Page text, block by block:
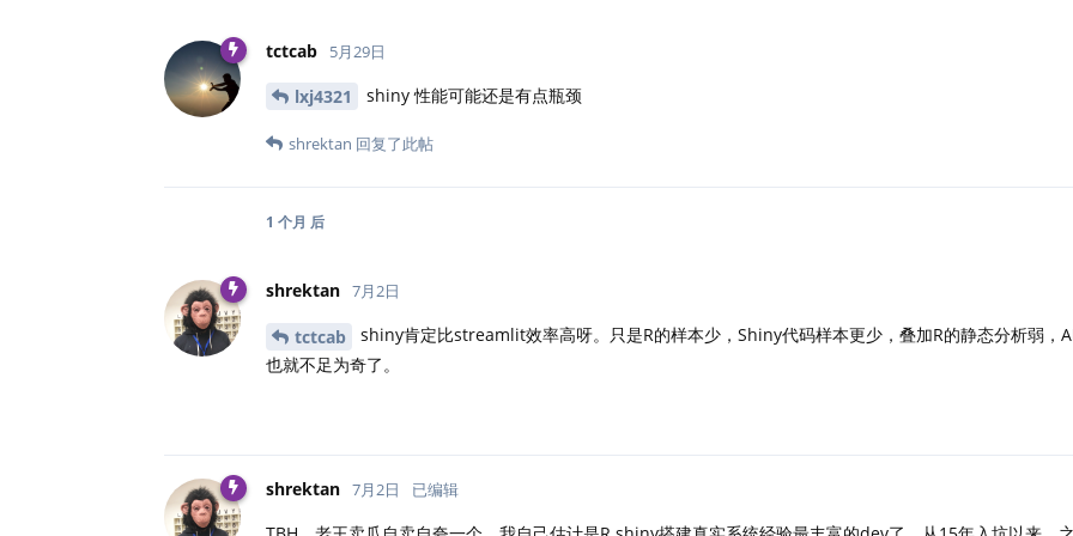
tctcab 5月29日
lxj4321 shiny 性能可能还是有点瓶颈
shrektan 回复了此帖
1 个月 后
shrektan 7月2日
tctcab
shiny肯定比streamlit效率高呀。只是R的样本少，Shiny代码样本更少，叠加R的静态分析弱，
也就不足为奇了。
shrektan 7月2日 已编辑